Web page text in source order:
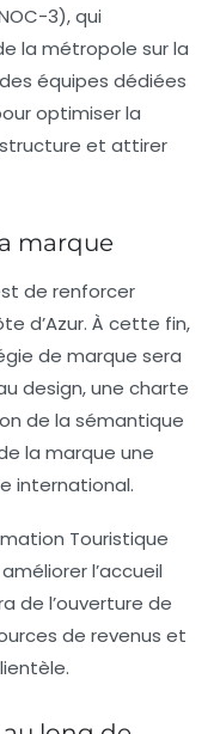
3), qui
la métropole sur la
équipes dédiées
optimiser la
et attirer
marque
de renforcer
d’Azur. À cette fin,
de marque sera
design, une charte
de la sémantique
la marque une
international.
Touristique
l’accueil
de l’ouverture de
de revenus et